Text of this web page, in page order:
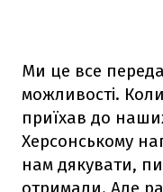
Ми це все
можливості.
приїхав до
Херсонському
нам дякувати,
отримали. Але